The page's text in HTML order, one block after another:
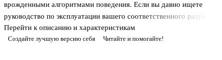
Создайте лучшую версию себя Читайте и помогайте!
врожденными алгоритмами поведения. Если вы давно ищете
руководство по эксплуатации вашего соответственного разума,
тогда эта книга для вас.
Перейти к описанию и характеристикам